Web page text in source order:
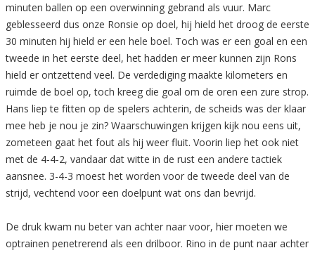
minuten ballen op een overwinning gebrand als vuur. Marc
geblesseerd dus onze Ronsie op doel, hij hield het droog de eerste
30 minuten hij hield er een hele boel. Toch was er een goal en een
tweede in het eerste deel, het hadden er meer kunnen zijn Rons
hield er ontzettend veel. De verdediging maakte kilometers en
ruimde de boel op, toch kreeg die goal om de oren een zure strop.
Hans liep te fitten op de spelers achterin, de scheids was der klaar
mee heb je nou je zin? Waarschuwingen krijgen kijk nou eens uit,
zometeen gaat het fout als hij weer fluit. Voorin liep het ook niet
met de 4-4-2, vandaar dat witte in de rust een andere tactiek
aansnee. 3-4-3 moest het worden voor de tweede deel van de
strijd, vechtend voor een doelpunt wat ons dan bevrijd.
De druk kwam nu beter van achter naar voor, hier moeten we
optrainen penetrerend als een drilboor. Rino in de punt naar achter